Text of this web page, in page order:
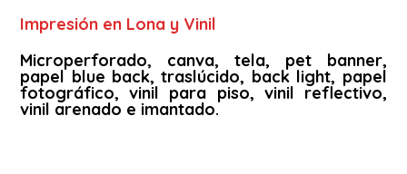
Impresión en Lona y Vinil
Microperforado, canva, tela, pet banner,
papel blue back, traslúcido, back light, papel
fotográfico, vinil para piso, vinil reflectivo,
vinil arenado e imantado.